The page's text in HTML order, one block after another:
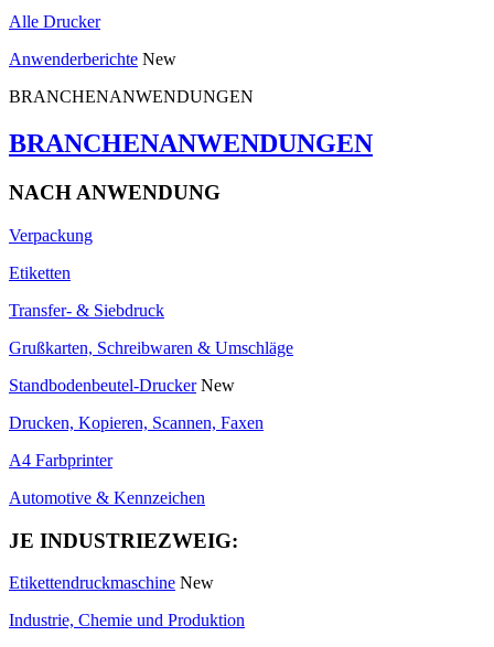
Alle Drucker
Anwenderberichte New
BRANCHENANWENDUNGEN
BRANCHENANWENDUNGEN
NACH ANWENDUNG
Verpackung
Etiketten
Transfer- & Siebdruck
Grußkarten, Schreibwaren & Umschläge
Standbodenbeutel-Drucker New
Drucken, Kopieren, Scannen, Faxen
A4 Farbprinter
Automotive & Kennzeichen
JE INDUSTRIEZWEIG:
Etikettendruckmaschine New
Industrie, Chemie und Produktion